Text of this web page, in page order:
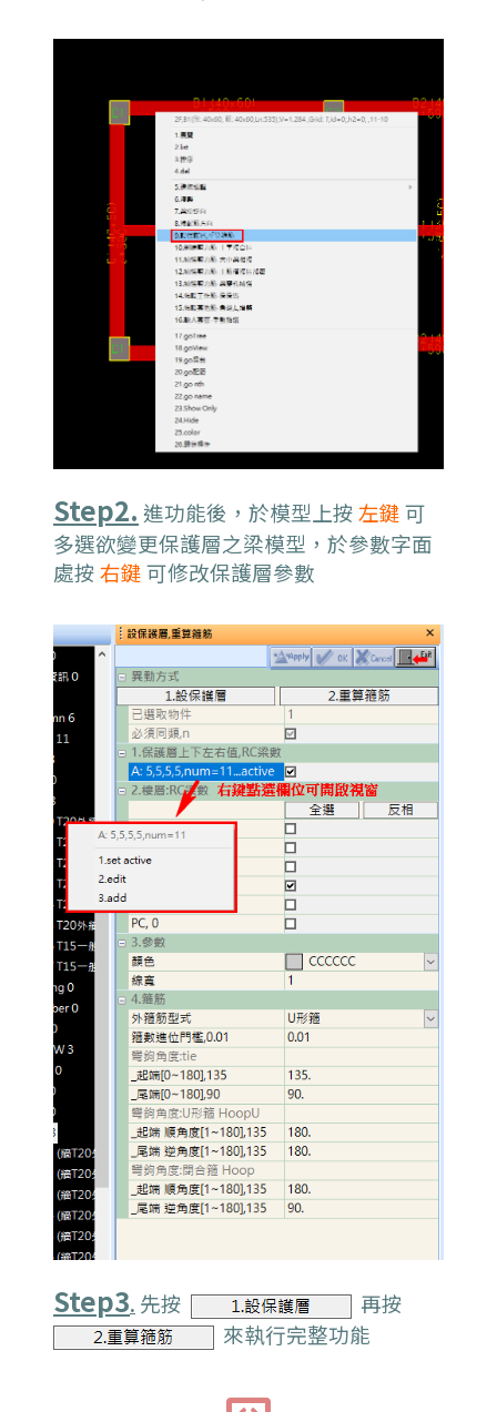
Step2. 進功能後，於模型上按左鍵可
多選欲變更保護層之梁模型，於參數字面
處按右鍵可修改保護層參數
Step3. 先按
再按
來執行完整功能